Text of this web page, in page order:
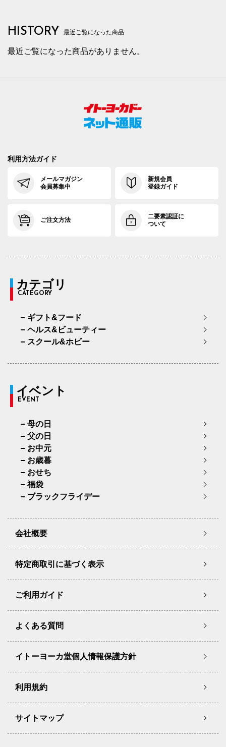
HISTORY 最近ご覧になった商品
最近ご覧になった商品がありません。
利用方法ガイド
メールマガジン
会員募集中
新規会員
登録ガイド
ご注文方法
二要素認証に
ついて
カテゴリ
CATEGORY
ギフト&フード
ヘルス&ビューティー
スクール&ホビー
イベント
EVENT
母の日
父の日
お中元
お歳暮
おせち
福袋
ブラックフライデー
会社概要
特定商取引に基づく表示
ご利用ガイド
よくある質問
イトーヨーカ堂個人情報保護方針
利用規約
サイトマップ